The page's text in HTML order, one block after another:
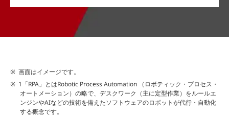
画面はイメージです。
1「RPA」とはRobotic Process Automation （ロボティック・プロセス・
オートメーション）の略で、デスクワーク（主に定型作業）をルールエ
ンジンやAIなどの技術を備えたソフトウェアのロボットが代行・自動化
する概念です。